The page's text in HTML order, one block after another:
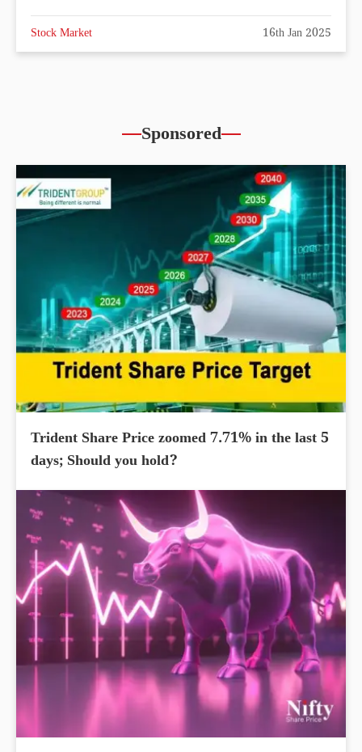
Stock Market 16th Jan 2025
Sponsored
Trident Share Price zoomed 7.71% in the last 5
days; Should you hold?